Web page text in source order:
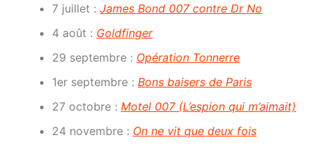
7 juillet : James Bond 007 contre Dr No
4 août : Goldfinger
29 septembre : Opération Tonnerre
1er septembre : Bons baisers de Paris
27 octobre : Motel 007 (L’espion qui m’aimait)
24 novembre : On ne vit que deux fois